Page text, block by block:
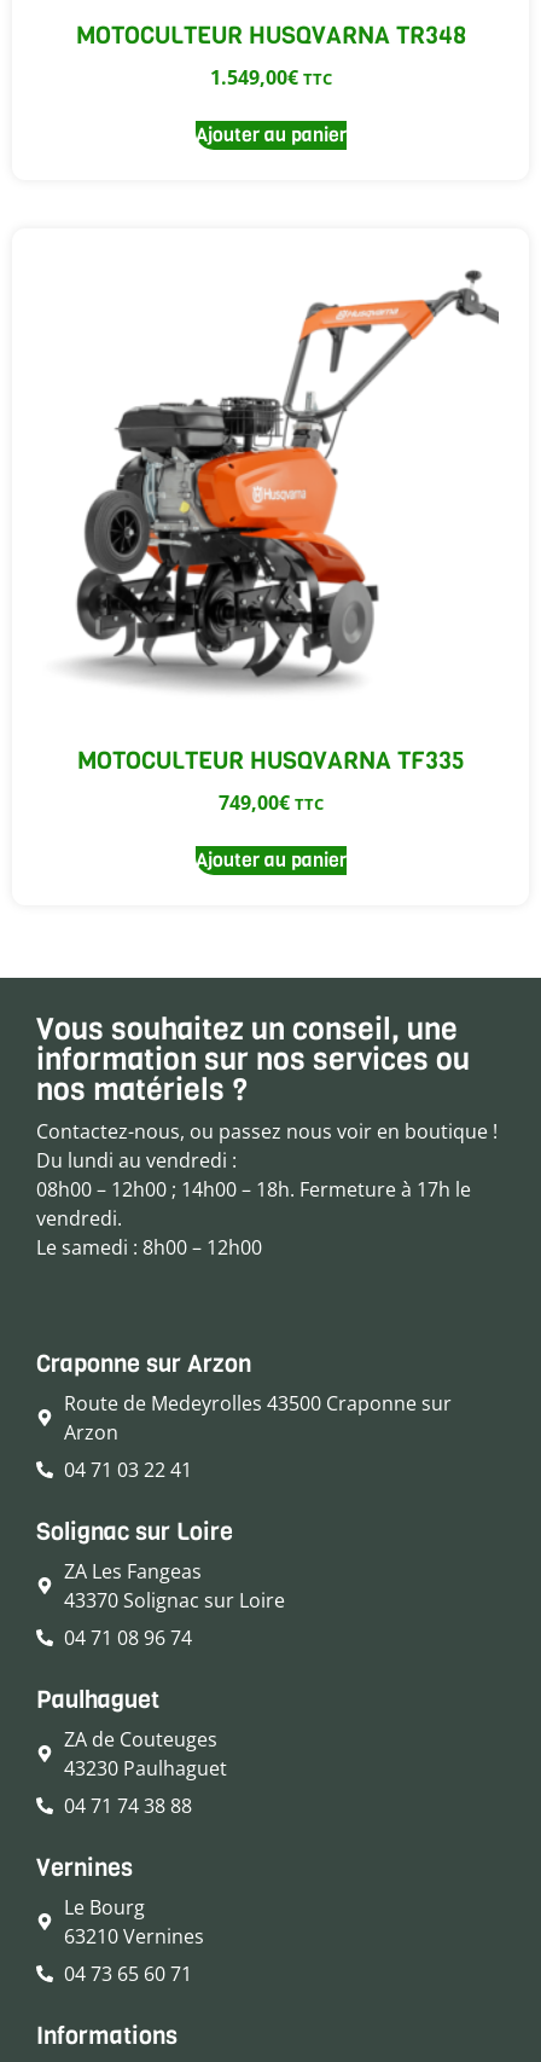
MOTOCULTEUR HUSQVARNA TR348
1.549,00€ TTC
Ajouter au panier
MOTOCULTEUR HUSQVARNA TF335
749,00€ TTC
Ajouter au panier
Vous souhaitez un conseil, une
information sur nos services ou
nos matériels ?
Contactez-nous, ou passez nous voir en boutique !
Du lundi au vendredi :
08h00 – 12h00 ; 14h00 – 18h. Fermeture à 17h le
vendredi.
Le samedi : 8h00 – 12h00
Craponne sur Arzon
Route de Medeyrolles 43500 Craponne sur
Arzon
04 71 03 22 41
Solignac sur Loire
ZA Les Fangeas
43370 Solignac sur Loire
04 71 08 96 74
Paulhaguet
ZA de Couteuges
43230 Paulhaguet
04 71 74 38 88
Vernines
Le Bourg
63210 Vernines
04 73 65 60 71
Informations